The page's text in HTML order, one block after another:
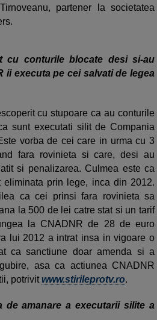
partener la societatea
cu conturile blocate desi si-au
ii executa pe cei salvati de legea
cu stupoare ca au conturile
sunt executati silit de Compania
vorba de cei care in urma cu 3
fara rovinieta si care, desi au
si penalizarea. Culmea este ca
eliminata prin lege, inca din 2012.
ca cei prinsi fara rovinieta sa
la 500 de lei catre stat si un tarif
la CNADNR de 28 de euro
lui 2012 a intrat insa in vigoare o
ca sanctiune doar amenda si a
asa ca actiunea CNADNR
potrivitwww.stirileprotv.ro.
de amanare a executarii silite a